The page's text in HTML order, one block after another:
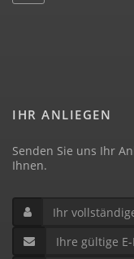
IHR ANLIEGEN
Senden Sie uns Ihr
Ihnen.